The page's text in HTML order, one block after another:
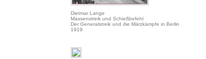
Dietmar Lange
Massenstreik und Schießbefehl
Der Generalstreik und die Märzkämpfe in Berlin
1919